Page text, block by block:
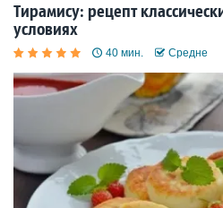
Тирамису: рецепт
условиях
40 мин. Средне